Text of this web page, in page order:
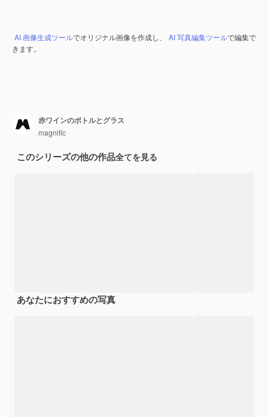
AI 画像生成ツールでオリジナル画像を作成し、 AI 写真編集ツールで編集で
きます。
赤ワインのボトルとグラス
magnific
このシリーズの他の作品全てを見る
あなたにおすすめの写真